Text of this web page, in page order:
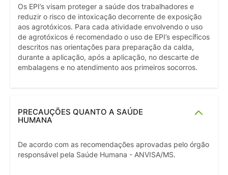
Os EPI’s visam proteger a saúde dos trabalhadores e
reduzir o risco de intoxicação decorrente de exposição
aos agrotóxicos. Para cada atividade envolvendo o uso
de agrotóxicos é recomendado o uso de EPI’s específicos
descritos nas orientações para preparação da calda,
durante a aplicação, após a aplicação, no descarte de
embalagens e no atendimento aos primeiros socorros.
PRECAUÇÕES QUANTO A SAÚDE
HUMANA
De acordo com as recomendações aprovadas pelo órgão
responsável pela Saúde Humana - ANVISA/MS.